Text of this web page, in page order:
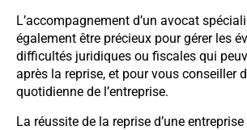
L’accompagnement d’un avocat
également être précieux pour gérer les
difficultés juridiques ou fiscales qui
après la reprise, et pour vous conseiller
quotidienne de l’entreprise.
La réussite de la reprise d’une